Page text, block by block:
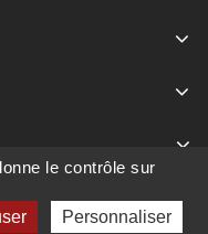
le contrôle sur
Personnaliser